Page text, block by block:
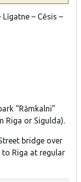
Līgatne – Cēsis –
“Rāmkalni”
Riga or Sigulda).
bridge over
to Riga at regular